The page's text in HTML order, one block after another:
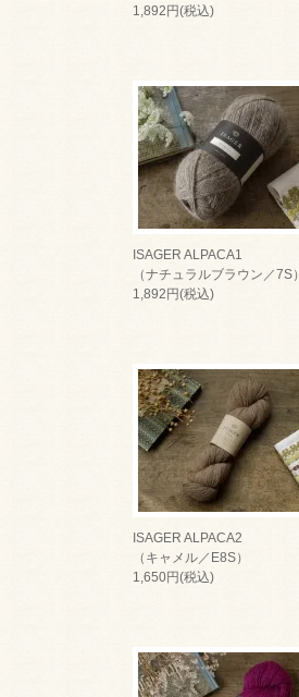
1,892円(税込)
ISAGER ALPACA1
（ナチュラルブラウン／7S）
1,892円(税込)
ISAGER ALPACA2
（キャメル／E8S）
1,650円(税込)